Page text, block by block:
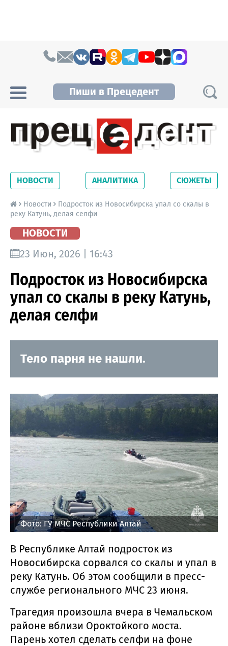
Пиши в Прецедент
Новосибирской области. Читайте свежие
новости на сайте сетевого издания
Precedent.
НОВОСТИ АНАЛИТИКА СЮЖЕТЫ
Новости
Подросток из Новосибирска упал со скалы в
реку Катунь, делая селфи
НОВОСТИ
23 Июн, 2026 | 16:43
Подросток из Новосибирска
упал со скалы в реку Катунь,
делая селфи
Тело парня не нашли.
Фото: ГУ МЧС Республики Алтай
В Республике Алтай подросток из
Новосибирска сорвался со скалы и упал в
реку Катунь. Об этом сообщили в пресс-
службе регионального МЧС 23 июня.
Трагедия произошла вчера в Чемальском
районе вблизи Ороктойкого моста.
Парень хотел сделать селфи на фоне